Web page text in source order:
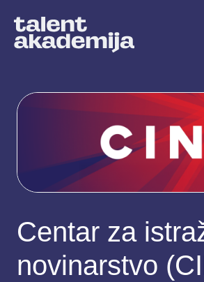
Centar za
novinarstvo